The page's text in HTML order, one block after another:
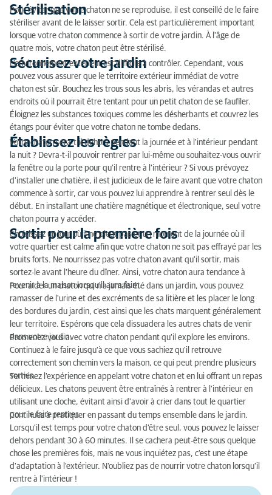
Stérilisation
Pour éviter que votre chaton ne se reproduise, il est conseillé de le faire
stériliser avant de le laisser sortir. Cela est particulièrement important
lorsque votre chaton commence à sortir de votre jardin. À l'âge de
quatre mois, votre chaton peut être stérilisé.
Sécurisez votre jardin
L'environnement extérieur est difficile à contrôler. Cependant, vous
pouvez vous assurer que le territoire extérieur immédiat de votre
chaton est sûr. Bouchez les trous sous les abris, les vérandas et autres
endroits où il pourrait être tentant pour un petit chaton de se faufiler.
Éloignez les substances toxiques comme les désherbants et couvrez les
étangs pour éviter que votre chaton ne tombe dedans.
Établissez les règles
Votre chaton sera-t-il dehors pendant la journée et à l'intérieur pendant
la nuit ? Devra-t-il pouvoir rentrer par lui-même ou souhaitez-vous ouvrir
la fenêtre ou la porte pour qu'il rentre à l'intérieur ? Si vous prévoyez
d'installer une chatière, il est judicieux de le faire avant que votre chaton
commence à sortir, car vous pouvez lui apprendre à rentrer seul dès le
début. En installant une chatière magnétique et électronique, seul votre
chaton pourra y accéder.
Sortir pour la première fois
Choisissez un jour où il ne pleut pas et un moment de la journée où il
votre quartier est calme afin que votre chaton ne soit pas effrayé par les
bruits forts. Ne nourrissez pas votre chaton avant qu'il sortir, mais
sortez-le avant l'heure du dîner. Ainsi, votre chaton aura tendance à
revenir à la maison lorsqu'il aura faim.
Pour aider un chaton qui n'a jamais été dans un jardin, vous pouvez
ramasser de l'urine et des excréments de sa litière et les placer le long
des bordures du jardin, c'est ainsi que les chats marquent généralement
leur territoire. Espérons que cela dissuadera les autres chats de venir
dans votre jardin.
Promenez-vous avec votre chaton pendant qu'il explore les environs.
Continuez à le faire jusqu'à ce que vous sachiez qu'il retrouve
correctement son chemin vers la maison, ce qui peut prendre plusieurs
sorties.
Terminez l'expérience en appelant votre chaton et en lui offrant un repas
délicieux. Les chatons peuvent être entraînés à rentrer à l'intérieur en
utilisant une cloche, évitant ainsi d'avoir à crier dans tout le quartier
pour le faire rentrer.
Continuez à pratiquer en passant du temps ensemble dans le jardin.
Lorsqu'il est temps pour votre chaton d'être seul, vous pouvez le laisser
dehors pendant 30 à 60 minutes. Il se cachera peut-être sous quelque
chose les premières fois, mais ne vous inquiétez pas, c'est une étape
d'adaptation à l'extérieur. N'oubliez pas de nourrir votre chaton lorsqu'il
rentre à l'intérieur !